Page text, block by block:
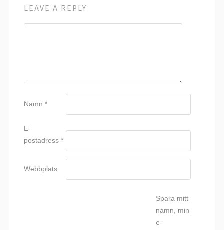
LEAVE A REPLY
Namn *
E-
postadress *
Webbplats
Spara mitt
namn, min
e-